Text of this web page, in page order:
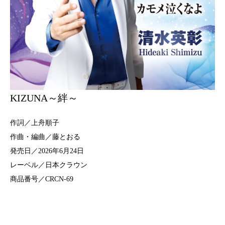
KIZUNA～絆～
作詞／上舟順子
作曲・編曲／藤とおる
発売日／2026年6月24日
レーベル／日本クラウン
商品番号／CRCN-69